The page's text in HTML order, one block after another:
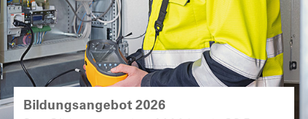
Bildungsangebot 2026